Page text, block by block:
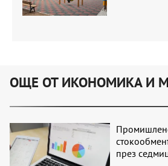
ОЩЕ ОТ ИКОНОМИКА И
през